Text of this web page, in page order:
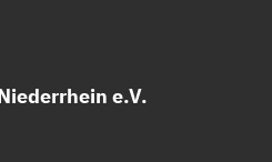
e.V.